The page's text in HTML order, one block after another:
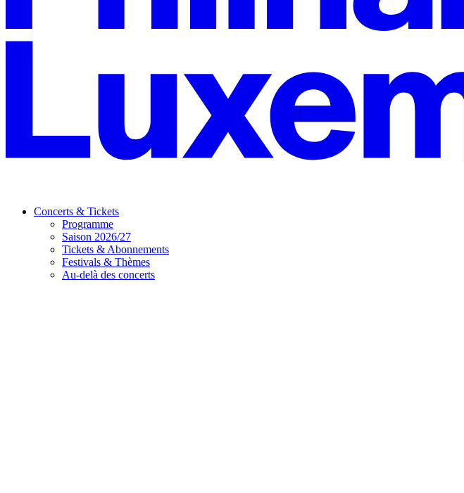
Concerts & Tickets
Programme
Saison 2026/27
Tickets & Abonnements
Festivals & Thèmes
Au-delà des concerts